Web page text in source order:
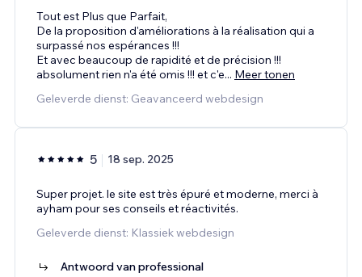
Tout est Plus que Parfait,
De la proposition d'améliorations à la réalisation qui a
surpassé nos espérances !!!
Et avec beaucoup de rapidité et de précision !!!
absolument rien n'a été omis !!! et c'e... Meer tonen
Geleverde dienst: Geavanceerd webdesign
5 18 sep. 2025
Super projet. le site est très épuré et moderne, merci à
ayham pour ses conseils et réactivités.
Geleverde dienst: Klassiek webdesign
Antwoord van professional